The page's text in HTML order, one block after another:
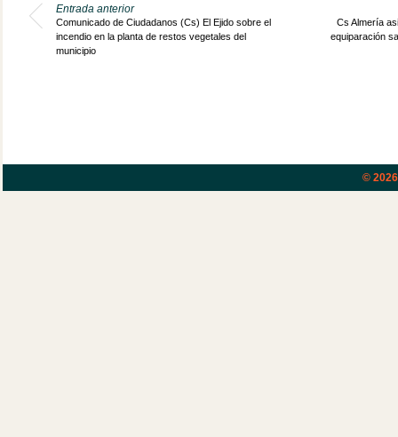
Entrada anterior
Comunicado de Ciudadanos (Cs) El Ejido sobre el
incendio en la planta de restos vegetales del
municipio
Cs Almería
equiparación
©